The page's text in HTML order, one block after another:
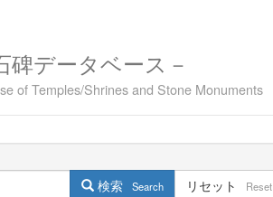
データベース－
of Temples/Shrines and Stone Monuments
検索 Search リセット Reset